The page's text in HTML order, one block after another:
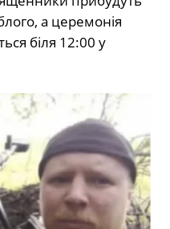
а церемонія
біля 12:00 у